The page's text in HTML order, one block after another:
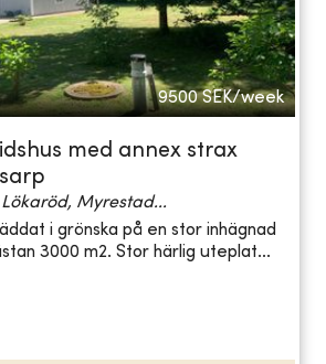
9500 SEK/week
med annex strax
Myrestad...
i grönska på en stor inhägnad
3000 m2. Stor härlig uteplat...